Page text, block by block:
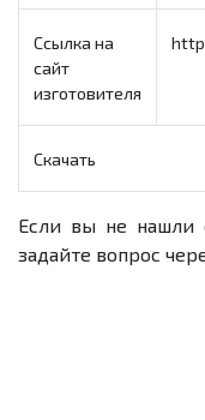
Ссылка на
сайт
изготовителя
Скачать
Если вы не нашли
задайте вопрос